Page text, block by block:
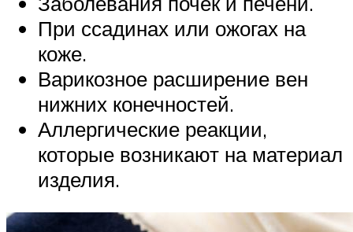
При ссадинах или ожогах на
коже.
Варикозное расширение вен
нижних конечностей.
Аллергические реакции,
которые возникают на материал
изделия.